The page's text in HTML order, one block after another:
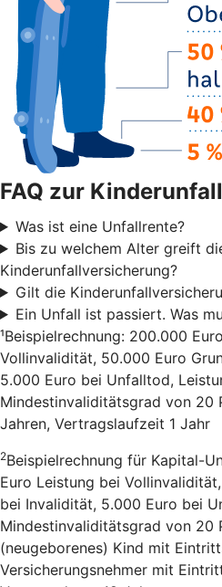
FAQ zur
Was ist eine Unfallrente?
Bis zu welchem Alter greift
Kinderunfallversicherung?
Gilt die
Ein Unfall ist passiert. Was
¹Beispielrechnung: 200.000
Vollinvalidität, 50.000 Euro
5.000 Euro bei Unfalltod,
Mindestinvaliditätsgrad von 20
Jahren, Vertragslaufzeit 1 Jahr
2Beispielrechnung für Kapital-
Euro Leistung bei
bei Invalidität, 5.000 Euro bei
Mindestinvaliditätsgrad von 20
(neugeborenes) Kind mit
Versicherungsnehmer mit